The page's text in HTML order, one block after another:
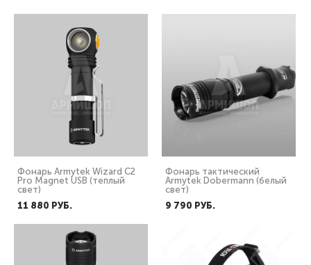
Фонарь Armytek Wizard C2
Pro Magnet USB (теплый
свет)
11 880 PУБ.
Фонарь тактический
Armytek Dobermann (белый
свет)
9 790 PУБ.